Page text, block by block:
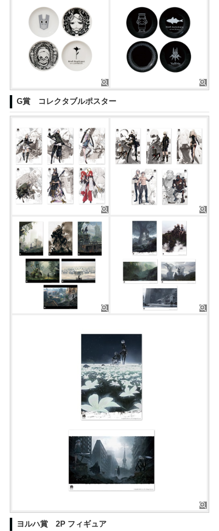
G賞 コレクタブルポスター
ヨルハ賞 2P フィギュア